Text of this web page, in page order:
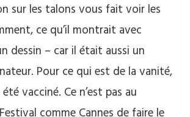
sur les talons vous fait voir les
ce qu’il montrait avec
dessin – car il était aussi un
Pour ce qui est de la vanité,
vacciné. Ce n’est pas au